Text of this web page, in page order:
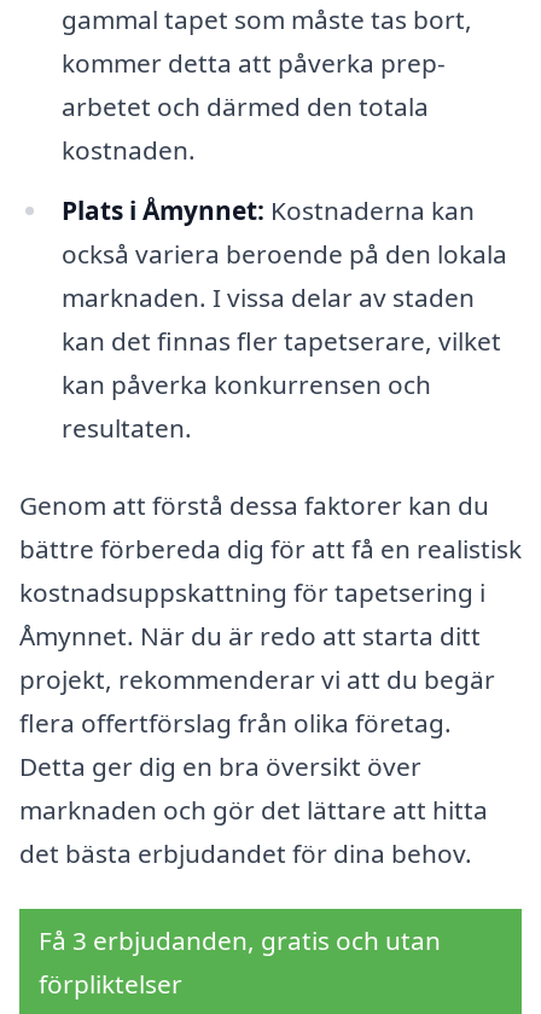
gammal tapet som måste tas bort,
kommer detta att påverka prep-
arbetet och därmed den totala
kostnaden.
Plats i Åmynnet: Kostnaderna kan
också variera beroende på den lokala
marknaden. I vissa delar av staden
kan det finnas fler tapetserare, vilket
kan påverka konkurrensen och
resultaten.
Genom att förstå dessa faktorer kan du
bättre förbereda dig för att få en realistisk
kostnadsuppskattning för tapetsering i
Åmynnet. När du är redo att starta ditt
projekt, rekommenderar vi att du begär
flera offertförslag från olika företag.
Detta ger dig en bra översikt över
marknaden och gör det lättare att hitta
det bästa erbjudandet för dina behov.
Få 3 erbjudanden, gratis och utan
förpliktelser